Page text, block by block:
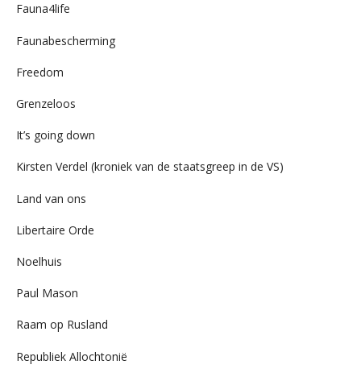
Fauna4life
Faunabescherming
Freedom
Grenzeloos
It’s going down
Kirsten Verdel (kroniek van de staatsgreep in de VS)
Land van ons
Libertaire Orde
Noelhuis
Paul Mason
Raam op Rusland
Republiek Allochtonië